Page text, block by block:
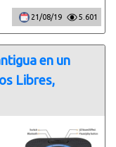
21/08/19 5.601
en un
Libres,